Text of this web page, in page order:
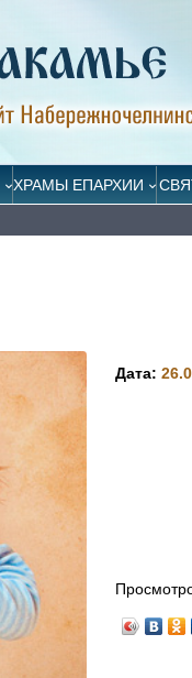
ХРАМЫ ЕПАРХИИ
Дата: